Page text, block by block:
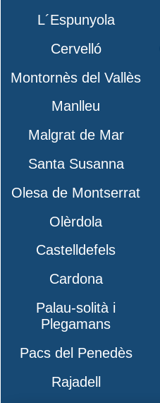
L´Espunyola
Cervelló
Montornès del Vallès
Manlleu
Malgrat de Mar
Santa Susanna
Olesa de Montserrat
Olèrdola
Castelldefels
Cardona
Palau-solità i
Plegamans
Pacs del Penedès
Rajadell